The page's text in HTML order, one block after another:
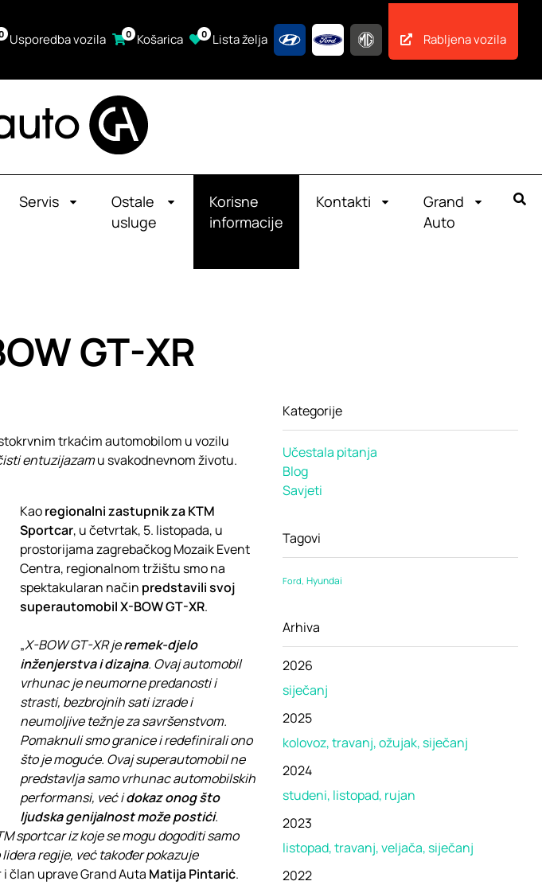
Usporedba vozila 0 Košarica 0 Lista želja Rabljena vozila
Servis
Ostale
usluge
Korisne
informacije
Kontakti
Grand
Auto
GT-XR
Kategorije
Učestala pitanja
Blog
Savjeti
Tagovi
Ford Hyundai
Arhiva
2026
siječanj
2025
kolovoz travanj ožujak siječanj
2024
studeni listopad rujan
2023
listopad travanj veljača siječanj
2022
trkaćim automobilom u vozilu
entuzijazamu svakodnevnom životu.
Kaoregionalni zastupnik za KTM
Sportcar, u četvrtak, 5. listopada, u
prostorijama zagrebačkog Mozaik Event
Centra, regionalnom tržištu smo na
spektakularan način predstavili svoj
superautomobil X-BOW GT-XR.
„X-BOW GT-XR jeremek-djelo
inženjerstva i dizajna. Ovaj automobil
vrhunac je neumorne predanosti i
strasti, bezbrojnih sati izrade i
neumoljive težnje za savršenstvom.
Pomaknuli smo granice i redefinirali ono
što je moguće. Ovaj superautomobil ne
predstavlja samo vrhunac automobilskih
performansi, već idokaz onog što
ljudska genijalnost može postići.
sportcar iz koje se mogu dogoditi samo
regije, već također pokazuje
član uprave Grand Auta Matija Pintarić.